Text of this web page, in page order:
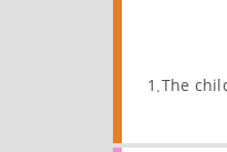
1.The